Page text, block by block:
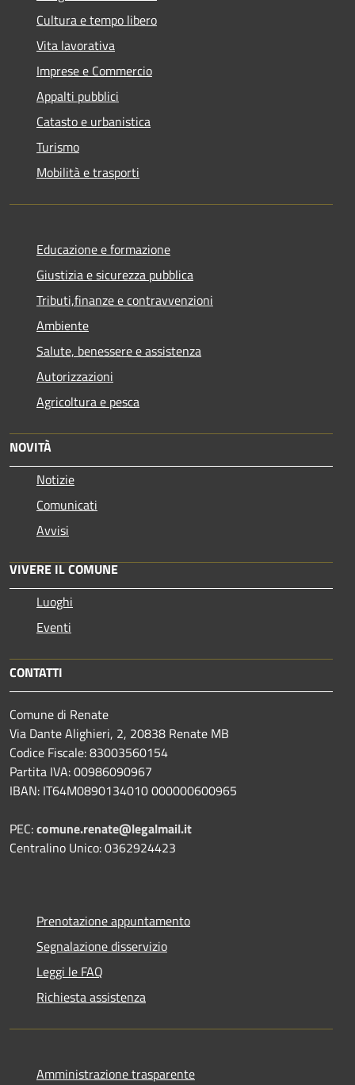
Cultura e tempo libero
Vita lavorativa
Imprese e Commercio
Appalti pubblici
Catasto e urbanistica
Turismo
Mobilità e trasporti
Educazione e formazione
Giustizia e sicurezza pubblica
Tributi,finanze e contravvenzioni
Ambiente
Salute, benessere e assistenza
Autorizzazioni
Agricoltura e pesca
NOVITÀ
Notizie
Comunicati
Avvisi
VIVERE IL COMUNE
Luoghi
Eventi
CONTATTI
Comune di Renate
Via Dante Alighieri, 2, 20838 Renate MB
Codice Fiscale: 83003560154
Partita IVA: 00986090967
IBAN: IT64M0890134010 000000600965
PEC:comune.renate@legalmail.it
Centralino Unico: 0362924423
Prenotazione appuntamento
Segnalazione disservizio
Leggi le FAQ
Richiesta assistenza
Amministrazione trasparente